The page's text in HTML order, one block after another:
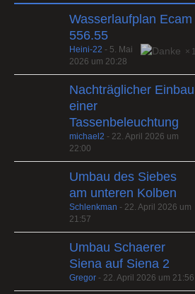
Wasserlaufplan Ecam
556.55
1
Heini-22 - 5. Mai
2026 um 20:28
Nachträglicher Einbau
einer
Tassenbeleuchtung
michael2 - 22. April 2026 um
22:00
Umbau des Siebes
am unteren Kolben
Schlenkman - 22. April 2026 um
21:57
Umbau Schaerer
Siena auf Siena 2
Gregor - 22. April 2026 um 21:56